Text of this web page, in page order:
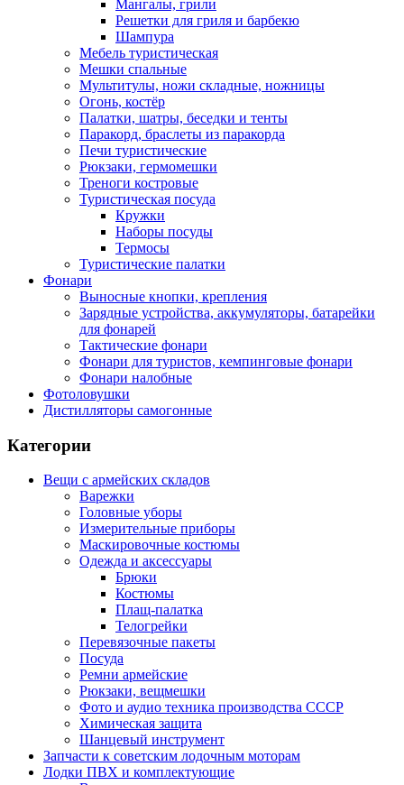
Мангалы, грили
Решетки для гриля и барбекю
Шампура
Мебель туристическая
Мешки спальные
Мультитулы, ножи складные, ножницы
Огонь, костёр
Палатки, шатры, беседки и тенты
Паракорд, браслеты из паракорда
Печи туристические
Рюкзаки, гермомешки
Треноги костровые
Туристическая посуда
Кружки
Наборы посуды
Термосы
Туристические палатки
Фонари
Выносные кнопки, крепления
Зарядные устройства, аккумуляторы, батарейки
для фонарей
Тактические фонари
Фонари для туристов, кемпинговые фонари
Фонари налобные
Фотоловушки
Дистилляторы самогонные
Категории
Вещи с армейских складов
Варежки
Головные уборы
Измерительные приборы
Маскировочные костюмы
Одежда и аксессуары
Брюки
Костюмы
Плащ-палатка
Телогрейки
Перевязочные пакеты
Посуда
Ремни армейские
Рюкзаки, вещмешки
Фото и аудио техника производства СССР
Химическая защита
Шанцевый инструмент
Запчасти к советским лодочным моторам
Лодки ПВХ и комплектующие